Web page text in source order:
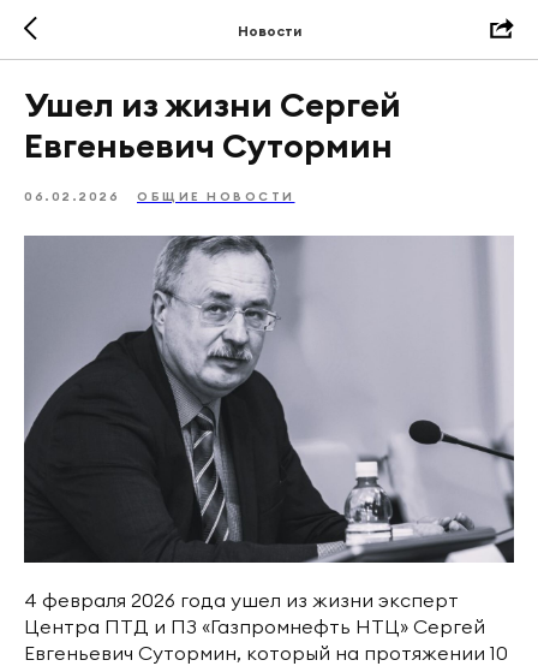
Новости
Ушел из жизни Сергей
Евгеньевич Сутормин
06.02.2026 ОБЩИЕ НОВОСТИ
4 февраля 2026 года ушел из жизни эксперт
Центра ПТД и ПЗ «Газпромнефть НТЦ» Сергей
Евгеньевич Сутормин, который на протяжении 10